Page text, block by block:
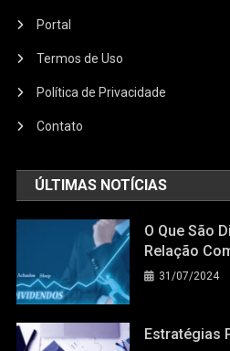
Portal
Termos de Uso
Política de Privacidade
Contato
ÚLTIMAS NOTÍCIAS
O Que São
Relação
31/07/2024
Estratégias